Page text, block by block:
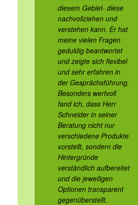
diesem Gebiet- diese
nachvollziehen und
verstehen kann. Er hat
meine vielen Fragen
geduldig beantwortet
und zeigte sich flexibel
und sehr erfahren in
der Gesprächsführung.
Besonders wertvoll
fand ich, dass Herr
Schneider in seiner
Beratung nicht nur
verschiedene Produkte
vorstellt, sondern die
Hintergründe
verständlich aufbereitet
und die jeweiligen
Optionen transparent
gegenüberstellt.